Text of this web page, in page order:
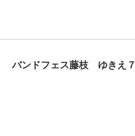
バンドフェス藤枝 ゆきえ７